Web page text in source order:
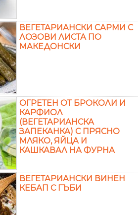
ВЕГЕТАРИАНСКИ САРМИ С
ЛОЗОВИ ЛИСТА ПО
МАКЕДОНСКИ
ОГРЕТЕН ОТ БРОКОЛИ И
КАРФИОЛ
(ВЕГЕТАРИАНСКА
ЗАПЕКАНКА) С ПРЯСНО
МЛЯКО, ЯЙЦА И
КАШКАВАЛ НА ФУРНА
ВЕГЕТАРИАНСКИ ВИНЕН
КЕБАП С ГЪБИ